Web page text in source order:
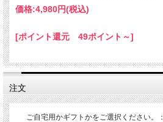
価格:4,980円(税込)
[ポイント還元 49ポイント～]
注文
ご自宅用かギフトかをご選択ください。：